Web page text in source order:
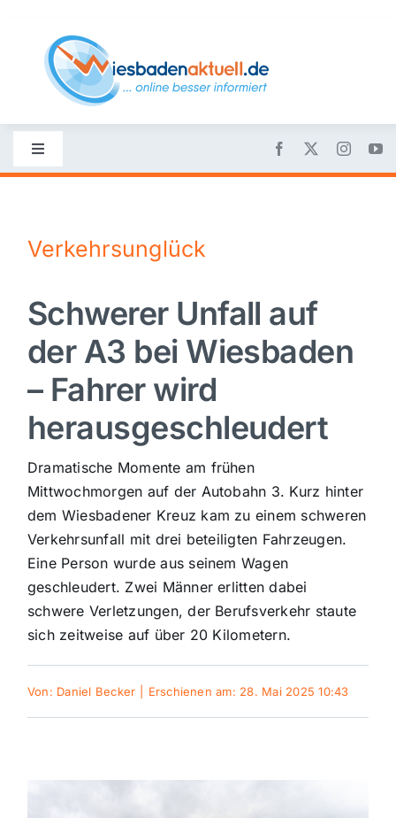
content
Toggle
Navigation
Nachrichten
Politik
Wirtschaft
Sport
Kultur
Panorama
Mein Stadtteil
Galerie
Verkehrsmeldungen
Polizeimeldungen
Verkehrsunglück
Schwerer Unfall auf
der A3 bei Wiesbaden
– Fahrer wird
herausgeschleudert
Dramatische Momente am frühen
Mittwochmorgen auf der Autobahn 3. Kurz hinter
dem Wiesbadener Kreuz kam zu einem schweren
Verkehrsunfall mit drei beteiligten Fahrzeugen.
Eine Person wurde aus seinem Wagen
geschleudert. Zwei Männer erlitten dabei
schwere Verletzungen, der Berufsverkehr staute
sich zeitweise auf über 20 Kilometern.
Von: Daniel Becker Erschienen am: 28. Mai 2025 10:43